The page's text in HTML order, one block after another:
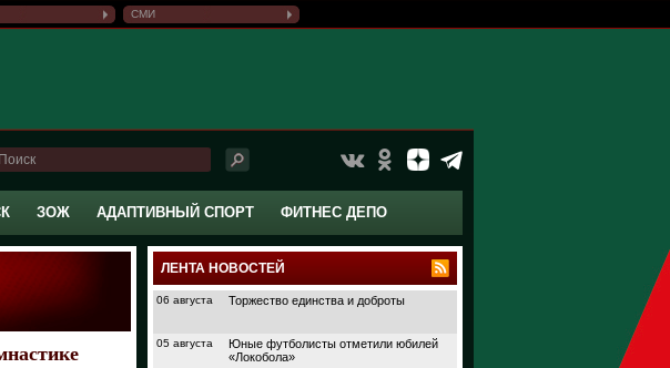
СМИ
ЗОЖ АДАПТИВНЫЙ СПОРТ ФИТНЕС ДЕПО
ЛЕНТА НОВОСТЕЙ
06 августа Торжество единства и доброты
05 августа
Юные футболисты отметили юбилей
«Локобола»